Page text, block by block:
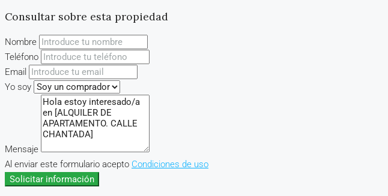
Consultar sobre esta propiedad
Nombre
Teléfono
Email
Yo soy
Mensaje
Al enviar este formulario acepto Condiciones de uso
Solicitar información